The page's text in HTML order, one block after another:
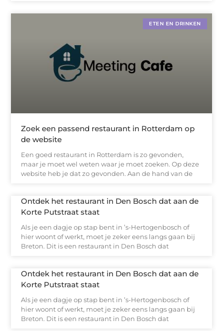
ETEN EN DRINKEN
Zoek een passend restaurant in Rotterdam op
de website
Een goed restaurant in Rotterdam is zo gevonden,
maar je moet wel weten waar je moet zoeken. Op deze
website heb je dat zo gevonden. Aan de hand van de
Ontdek het restaurant in Den Bosch dat aan de
Korte Putstraat staat
Als je een dagje op stap bent in ’s-Hertogenbosch of
hier woont of werkt, moet je zeker eens langs gaan bij
Breton. Dit is een restaurant in Den Bosch dat
Ontdek het restaurant in Den Bosch dat aan de
Korte Putstraat staat
Als je een dagje op stap bent in ’s-Hertogenbosch of
hier woont of werkt, moet je zeker eens langs gaan bij
Breton. Dit is een restaurant in Den Bosch dat